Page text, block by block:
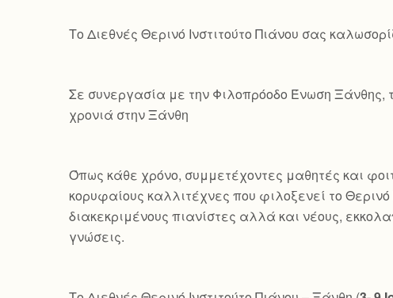
Το Διεθνές Θερινό Ινστιτούτο Πιάνου σας
Σε συνεργασία με την Φιλοπρόοδο Ένωση Ξάνθης,
χρονιά στην Ξάνθη
Όπως κάθε χρόνο, συμμετέχοντες μαθητές και
κορυφαίους καλλιτέχνες που φιλοξενεί το
διακεκριμένους πιανίστες αλλά και νέους,
γνώσεις.